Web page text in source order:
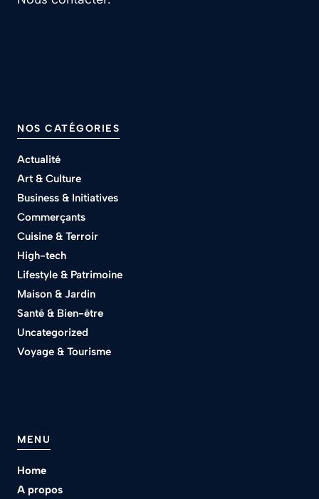
NOS CATÉGORIES
Actualité
Art & Culture
Business & Initiatives
Commerçants
Cuisine & Terroir
High-tech
Lifestyle & Patrimoine
Maison & Jardin
Santé & Bien-être
Uncategorized
Voyage & Tourisme
MENU
Home
A propos